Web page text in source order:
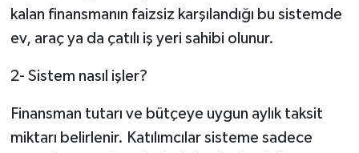
kalan finansmanın faizsiz karşılandığı bu sistemde
ev, araç ya da çatılı iş yeri sahibi olunur.
2- Sistem nasıl işler?
Finansman tutarı ve bütçeye uygun aylık taksit
miktarı belirlenir. Katılımcılar sisteme sadece